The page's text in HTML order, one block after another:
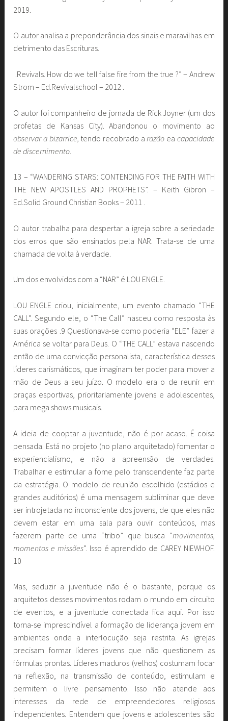
2019.
O autor analisa a preponderância dos sinais e maravilhas em
detrimento das Escrituras.
.Revivals. How do we tell false fire from the true ?” – Andrew
Strom – Ed.Revivalschool – 2012 .
O autor foi companheiro de jornada de Rick Joyner (um dos
profetas de Kansas City). Abandonou o movimento ao
observar a bizarrice, tendo recobrado a razão ea capacidade
de discernimento
13 – “WANDERING STARS: CONTENDING FOR THE FAITH WITH
THE NEW APOSTLES AND PROPHETS”. – Keith Gibron –
Ed.Solid Ground Christian Books – 2011 .
O autor trabalha para despertar a igreja sobre a seriedade
dos erros que são ensinados pela NAR. Trata-se de uma
chamada de volta à verdade.
Um dos envolvidos com a “NAR” é LOU ENGLE.
LOU ENGLE criou, inicialmente, um evento chamado “THE
CALL”. Segundo ele, o “The Call” nasceu como resposta às
suas orações .9 Questionava-se como poderia “ELE” fazer a
América se voltar para Deus. O “THE CALL” estava nascendo
então de uma convicção personalista, característica desses
líderes carismáticos, que imaginam ter poder para mover a
mão de Deus a seu juízo. O modelo era o de reunir em
praças esportivas, prioritariamente jovens e adolescentes,
para mega shows musicais.
A ideia de cooptar a juventude, não é por acaso. É coisa
pensada. Está no projeto (no plano arquitetado) fomentar o
experiencialismo, e não a apreensão de verdades.
Trabalhar e estimular a fome pelo transcendente faz parte
da estratégia. O modelo de reunião escolhido (estádios e
grandes auditórios) é uma mensagem subliminar que deve
ser introjetada no inconsciente dos jovens, de que eles não
devem estar em uma sala para ouvir conteúdos, mas
fazerem parte de uma “tribo” que busca “movimentos,
momentos e missões”. Isso é aprendido de CAREY NIEWHOF.
10
Mas, seduzir a juventude não é o bastante, porque os
arquitetos desses movimentos rodam o mundo em circuito
de eventos, e a juventude conectada fica aqui. Por isso
torna-se imprescindível a formação de liderança jovem em
ambientes onde a interlocução seja restrita. As igrejas
precisam formar líderes jovens que não questionem as
fórmulas prontas. Líderes maduros (velhos) costumam focar
na reflexão, na transmissão de conteúdo, estimulam e
permitem o livre pensamento. Isso não atende aos
interesses da rede de empreendedores religiosos
independentes. Entendem que jovens e adolescentes são